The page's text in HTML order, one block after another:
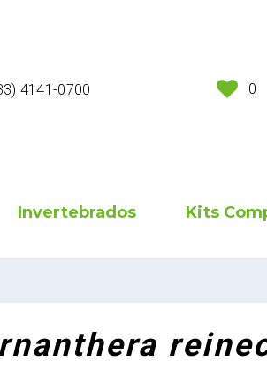
4141-0700 0
Invertebrados Kits